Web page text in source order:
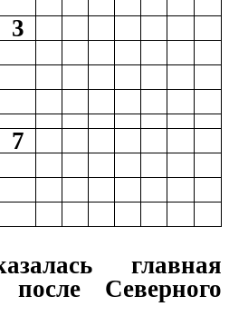
3
7
главная
после Северного